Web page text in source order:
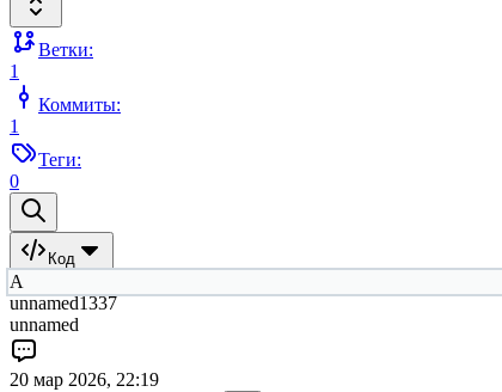
Ветки:
1
Коммиты:
1
Теги:
0
Код
A
unnamed1337
unnamed
20 мар 2026, 22:19